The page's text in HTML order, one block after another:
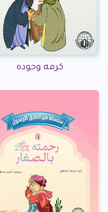
كرمه وجوده